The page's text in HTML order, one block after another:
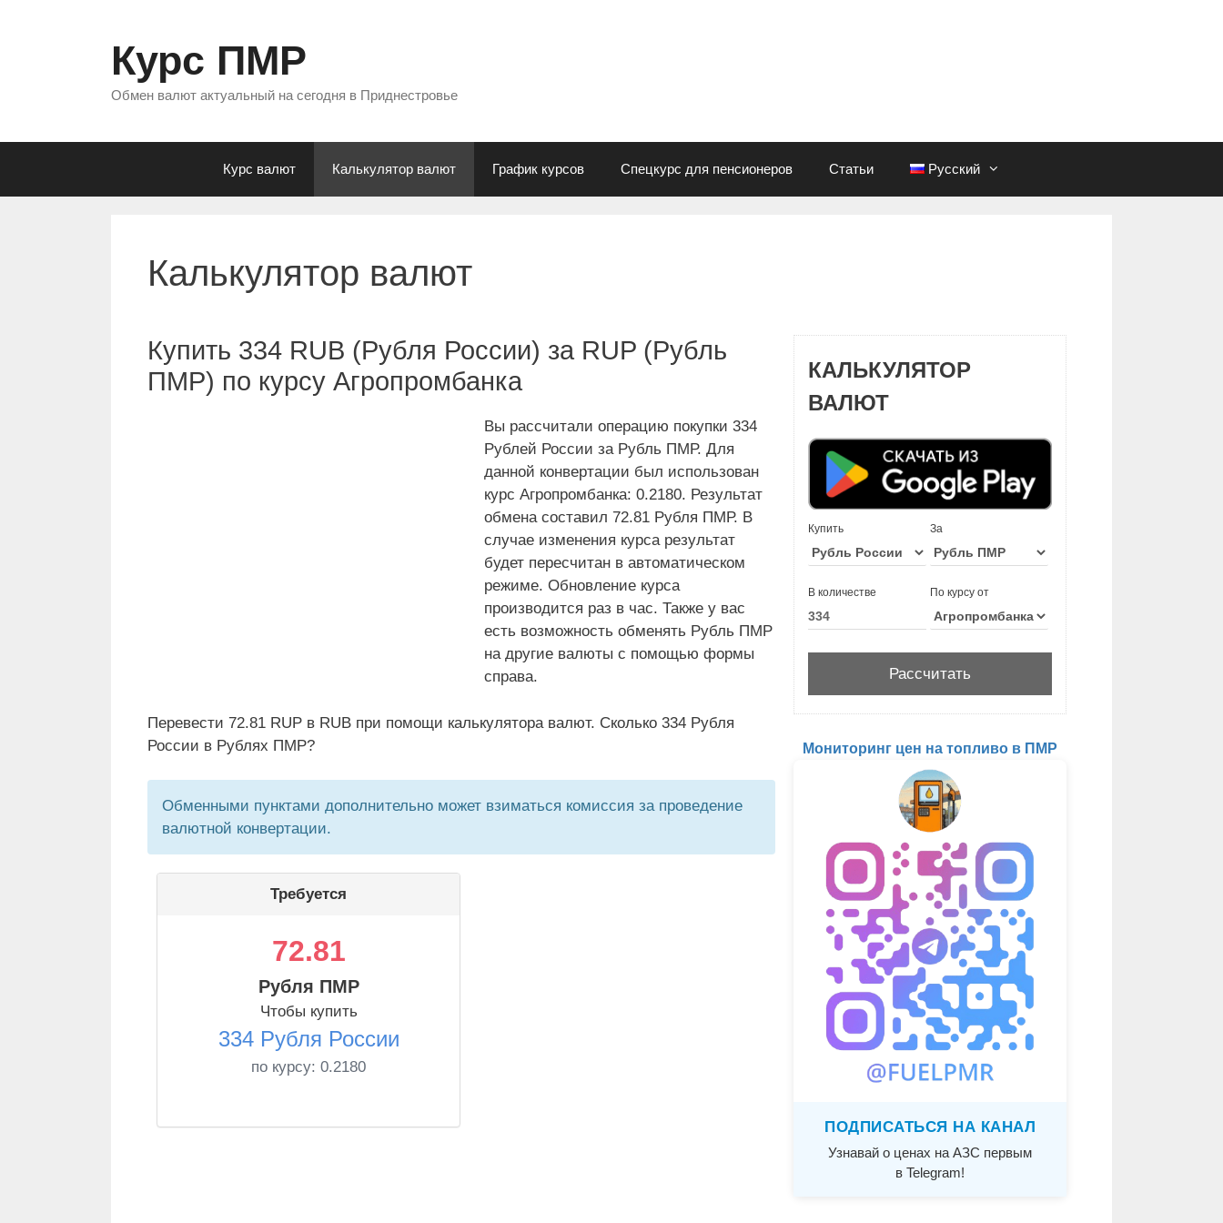
Курс ПМР
Обмен валют актуальный на сегодня в Приднестровье
Курс валют Калькулятор валют График курсов Спецкурс для пенсионеров Статьи Русский
Калькулятор валют
Купить 334 RUB (Рубля России) за RUP (Рубль
ПМР) по курсу Агропромбанка
Вы рассчитали операцию покупки 334
Рублей России за Рубль ПМР. Для
данной конвертации был использован
курс Агропромбанка: 0.2180. Результат
обмена составил 72.81 Рубля ПМР. В
случае изменения курса результат
будет пересчитан в автоматическом
режиме. Обновление курса
производится раз в час. Также у вас
есть возможность обменять Рубль ПМР
на другие валюты с помощью формы
справа.
Перевести 72.81 RUP в RUB при помощи калькулятора валют. Сколько 334 Рубля
России в Рублях ПМР?
Обменными пунктами дополнительно может взиматься комиссия за проведение
валютной конвертации.
Требуется
72.81
Рубля ПМР
Чтобы купить
334 Рубля России
по курсу: 0.2180
КАЛЬКУЛЯТОР
ВАЛЮТ
Купить За
В количестве По курсу от
Мониторинг цен на топливо в ПМР
ПОДПИСАТЬСЯ НА КАНАЛ
Узнавай о ценах на АЗС первым
в Telegram!